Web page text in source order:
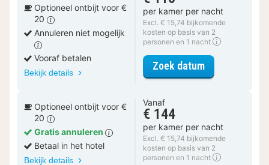
Optioneel ontbijt voor €
20
Annuleren niet mogelijk
Vooraf betalen
Bekijk details
per kamer per nacht
Excl. € 15,74 bijkomende
kosten op basis van 2
personen en 1 nacht
Zoek datumvoor Ambacht
Optioneel ontbijt voor €
20
Gratis annuleren
Betaal in het hotel
Bekijk details
Vanaf
€ 144
per kamer per nacht
Excl. € 15,74 bijkomende
kosten op basis van 2
personen en 1 nacht